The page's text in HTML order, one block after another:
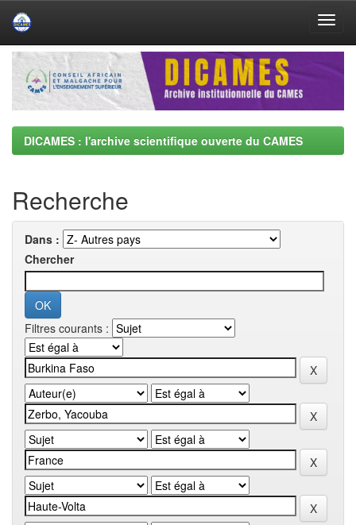
Skip
navigation
DICAMES : l'archive scientifique ouverte du CAMES
Recherche
Dans :
Chercher
Filtres courants :